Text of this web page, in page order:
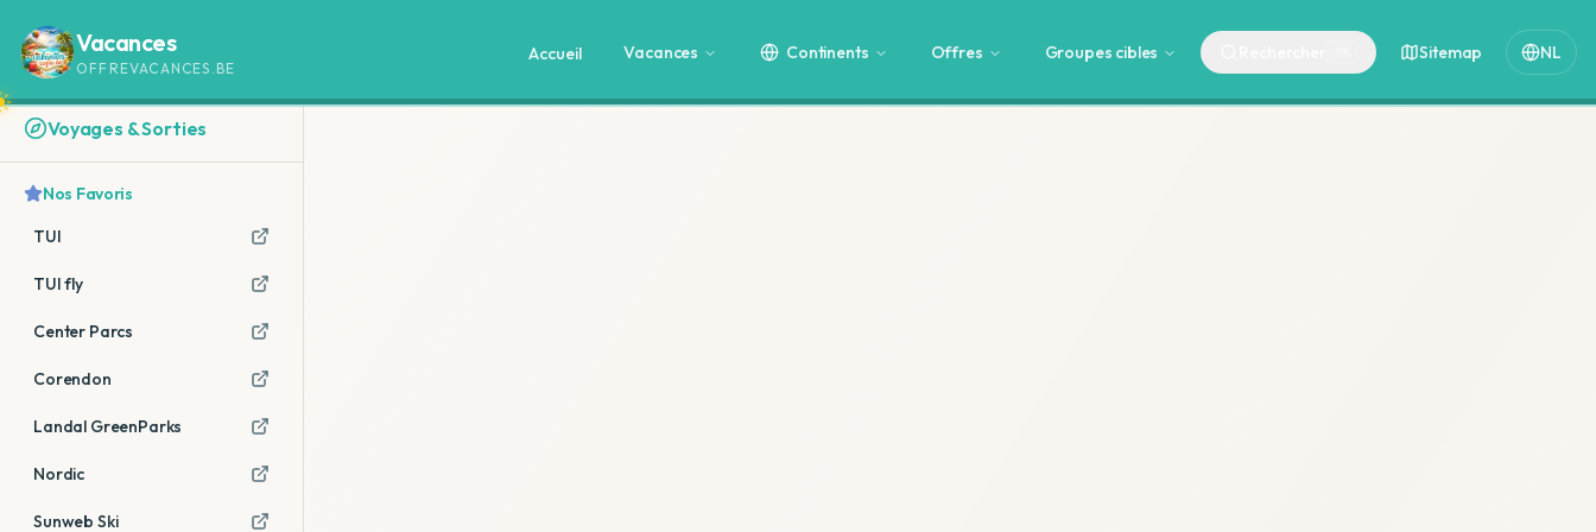
Vacances
OFFREVACANCES.BE
Accueil Vacances Continents Offres Groupes cibles Sitemap NL
Voyages & Sorties
Nos Favoris
TUI
TUI fly
Center Parcs
Corendon
Landal GreenParks
Nordic
Sunweb Ski